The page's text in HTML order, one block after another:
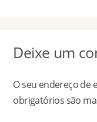
Deixe um
O seu endereço de
obrigatórios são